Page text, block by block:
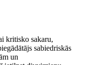
kritisko sakaru,
sabiedriskās
un